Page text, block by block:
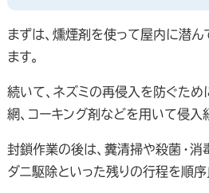
まずは、燻煙剤を使って屋内に潜ん
ます。
続いて、ネズミの再侵入を防ぐため
網、コーキング剤などを用いて侵入
封鎖作業の後は、糞清掃や殺菌・消
ダニ駆除といった残りの行程を順序